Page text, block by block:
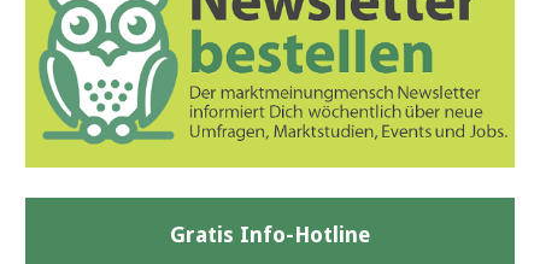
Gratis Info-Hotline